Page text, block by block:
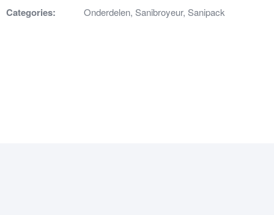
Categories: Onderdelen, Sanibroyeur, Sanipack